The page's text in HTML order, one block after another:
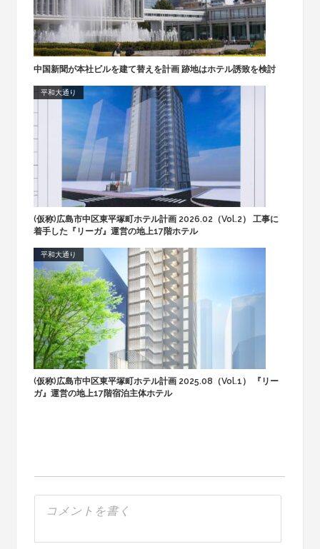
中国新聞が本社ビルを建て替えを計画 跡地はホテル誘致を検討
平和大通り
(仮称)広島市中区東平塚町ホテル計画 2026.02（Vol.2） 工事に
着手した『リーガ』運営の地上17階ホテル
平和大通り
(仮称)広島市中区東平塚町ホテル計画 2025.08（Vol.1） 『リー
ガ』運営の地上17階宿泊主体ホテル